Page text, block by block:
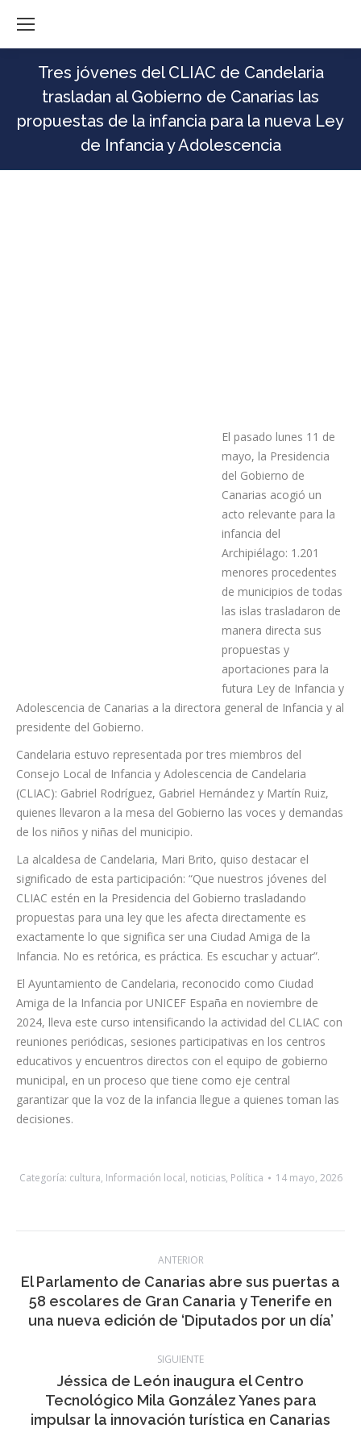
Tres jóvenes del CLIAC de Candelaria
trasladan al Gobierno de Canarias las
propuestas de la infancia para la nueva Ley
de Infancia y Adolescencia
El pasado lunes 11 de
mayo, la Presidencia
del Gobierno de
Canarias acogió un
acto relevante para la
infancia del
Archipiélago: 1.201
menores procedentes
de municipios de todas
las islas trasladaron de
manera directa sus
propuestas y
aportaciones para la
futura Ley de Infancia y
Adolescencia de Canarias a la directora general de Infancia y al
presidente del Gobierno.
Candelaria estuvo representada por tres miembros del
Consejo Local de Infancia y Adolescencia de Candelaria
(CLIAC): Gabriel Rodríguez, Gabriel Hernández y Martín Ruiz,
quienes llevaron a la mesa del Gobierno las voces y demandas
de los niños y niñas del municipio.
La alcaldesa de Candelaria, Mari Brito, quiso destacar el
significado de esta participación: “Que nuestros jóvenes del
CLIAC estén en la Presidencia del Gobierno trasladando
propuestas para una ley que les afecta directamente es
exactamente lo que significa ser una Ciudad Amiga de la
Infancia. No es retórica, es práctica. Es escuchar y actuar”.
El Ayuntamiento de Candelaria, reconocido como Ciudad
Amiga de la Infancia por UNICEF España en noviembre de
2024, lleva este curso intensificando la actividad del CLIAC con
reuniones periódicas, sesiones participativas en los centros
educativos y encuentros directos con el equipo de gobierno
municipal, en un proceso que tiene como eje central
garantizar que la voz de la infancia llegue a quienes toman las
decisiones.
Categoría: cultura, Información local, noticias, Política 14 mayo, 2026
entre
publicaciones
ANTERIOR
Publicación
anterior:
El Parlamento de Canarias abre sus puertas a
58 escolares de Gran Canaria y Tenerife en
una nueva edición de ‘Diputados por un día’
SIGUIENTE
Publicación
siguiente:
Jéssica de León inaugura el Centro
Tecnológico Mila González Yanes para
impulsar la innovación turística en Canarias